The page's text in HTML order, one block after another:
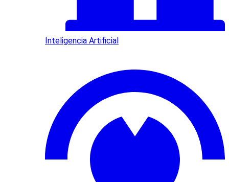
Inteligencia Artificial